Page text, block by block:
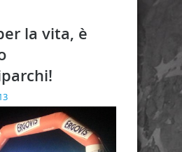
la vita, è